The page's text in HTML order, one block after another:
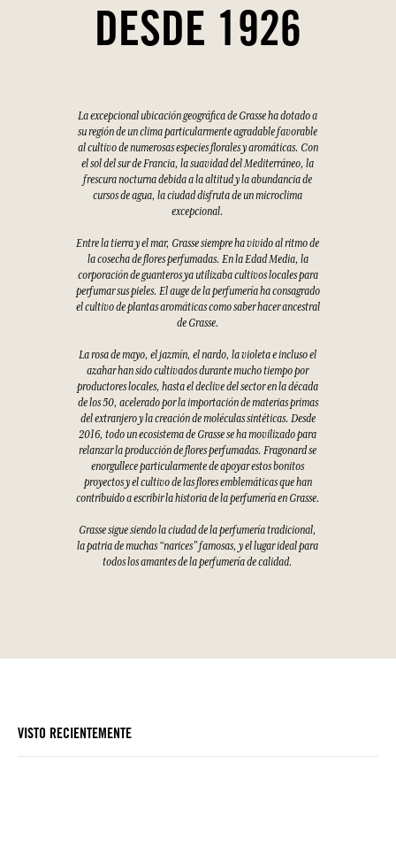
DESDE 1926
La excepcional ubicación geográfica de Grasse ha dotado a
su región de un clima particularmente agradable favorable
al cultivo de numerosas especies florales y aromáticas. Con
el sol del sur de Francia, la suavidad del Mediterráneo, la
frescura nocturna debida a la altitud y la abundancia de
cursos de agua, la ciudad disfruta de un microclima
excepcional.
Entre la tierra y el mar, Grasse siempre ha vivido al ritmo de
la cosecha de flores perfumadas. En la Edad Media, la
corporación de guanteros ya utilizaba cultivos locales para
perfumar sus pieles. El auge de la perfumería ha consagrado
el cultivo de plantas aromáticas como saber hacer ancestral
de Grasse.
La rosa de mayo, el jazmín, el nardo, la violeta e incluso el
azahar han sido cultivados durante mucho tiempo por
productores locales, hasta el declive del sector en la década
de los 50, acelerado por la importación de materias primas
del extranjero y la creación de moléculas sintéticas. Desde
2016, todo un ecosistema de Grasse se ha movilizado para
relanzar la producción de flores perfumadas. Fragonard se
enorgullece particularmente de apoyar estos bonitos
proyectos y el cultivo de las flores emblemáticas que han
contribuido a escribir la historia de la perfumería en Grasse.
Grasse sigue siendo la ciudad de la perfumería tradicional,
la patria de muchas “narices” famosas, y el lugar ideal para
todos los amantes de la perfumería de calidad.
VISTO RECIENTEMENTE